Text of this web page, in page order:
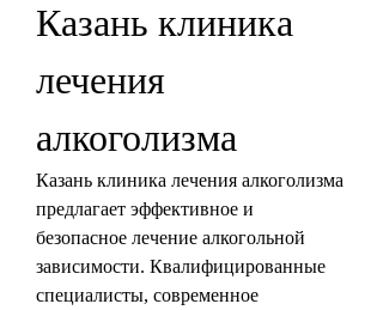
Казань клиника
лечения
алкоголизма
Казань клиника лечения алкоголизма
предлагает эффективное и
безопасное лечение алкогольной
зависимости. Квалифицированные
специалисты, современное